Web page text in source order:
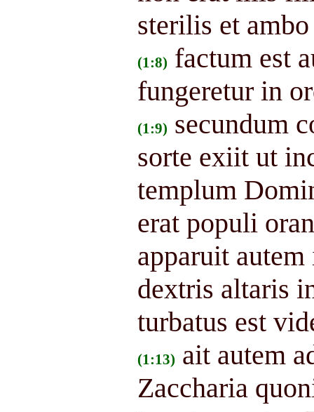
sterilis et
(1:8) factum est
fungeretur in
(1:9) secundum
sorte exiit ut
templum
erat populi
apparuit
dextris altaris
turbatus est
(1:13) ait autem
Zaccharia